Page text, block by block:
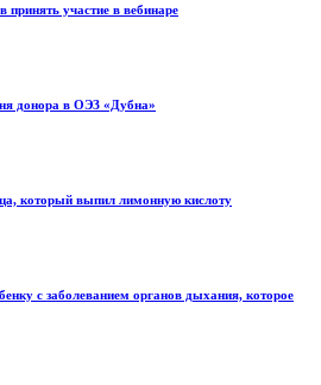
участие в вебинаре
донора в ОЭЗ «Дубна»
который выпил лимонную кислоту
с заболеванием органов дыхания, которое